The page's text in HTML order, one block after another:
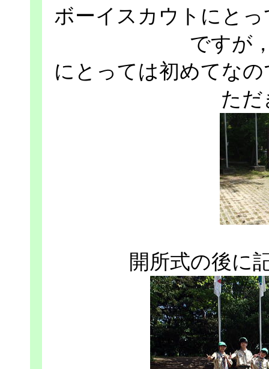
ボーイスカウトにと
ですが
にとっては初めてな
ただ
開所式の後に